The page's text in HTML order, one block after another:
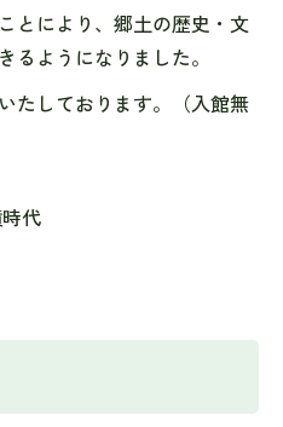
とにより、郷土の歴史・文
るようになりました。
たしております。（入館無
代